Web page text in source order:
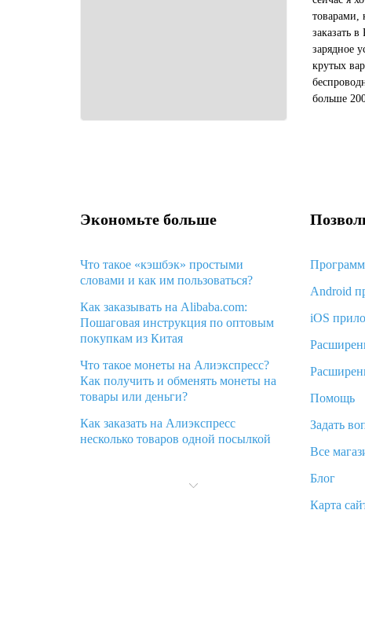
товарами,
заказать
зарядное
крутых
больше
Экономьте больше
Что такое «кэшбэк» простыми
словами и как им пользоваться?
Как заказывать на Alibaba.com:
Пошаговая инструкция по оптовым
покупкам из Китая
Что такое монеты на Алиэкспресс?
Как получить и обменять монеты на
товары или деньги?
Как заказать на Алиэкспресс
несколько товаров одной посылкой
Алиэкспресс и что делать?
Android
iOS
Помощь
Задать
Все
Блог
Карта